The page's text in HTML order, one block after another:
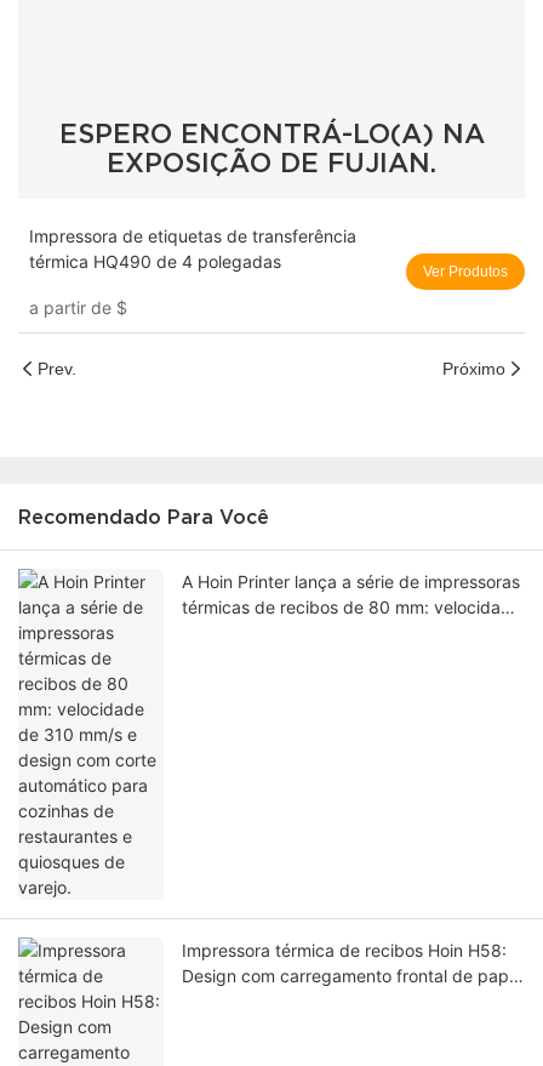
ESPERO ENCONTRÁ-LO(A) NA
EXPOSIÇÃO DE FUJIAN.
Impressora de etiquetas de transferência
térmica HQ490 de 4 polegadas
a partir de $
Ver Produtos
Prev. Próximo
Recomendado Para Você
A Hoin Printer lança a série de impressoras
térmicas de recibos de 80 mm: velocidade
Impressora térmica de recibos Hoin H58:
Design com carregamento frontal de papel